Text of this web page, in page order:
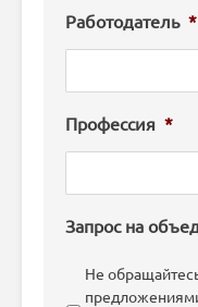
Работодатель *
Профессия *
Запрос на
Не